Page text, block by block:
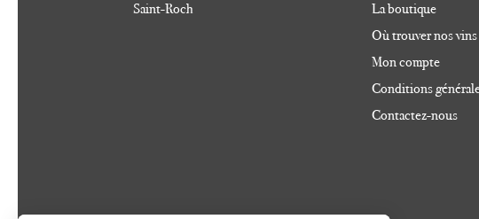
Saint-Roch
La boutique
Où trouver nos vins
Mon compte
Conditions
Contactez-nous